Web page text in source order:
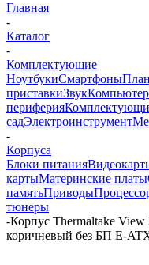
Главная
-
Каталог
-
Комплектующие
НоутбукиСмартфоны
приставкиЗвук
периферия
садЭлектроинструмент
-
Корпуса
Блоки питания
картыМатеринские платы
памятьПриводы
тюнеры
-Корпус Thermaltake
коричневый без БП E-